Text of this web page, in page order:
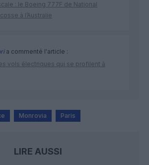
: le Boeing 777F de National
à l’Australie
a commenté l'article :
vols électriques qui se profilent à
Monrovia Paris
LIRE AUSSI